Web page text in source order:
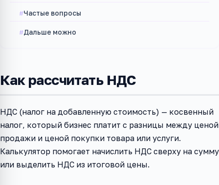
Частые вопросы
Дальше можно
Как рассчитать НДС
НДС (налог на добавленную стоимость) — косвенный
налог, который бизнес платит с разницы между ценой
продажи и ценой покупки товара или услуги.
Калькулятор помогает начислить НДС сверху на сумму
или выделить НДС из итоговой цены.